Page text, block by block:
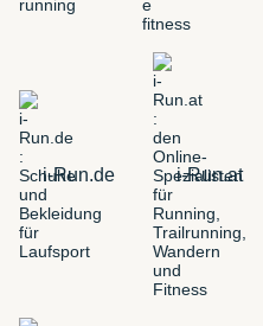
i-Run.de i-Run.at